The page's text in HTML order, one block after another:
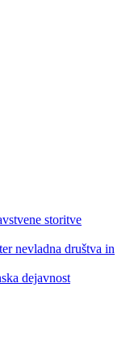
storitve
nevladna društva in
dejavnost